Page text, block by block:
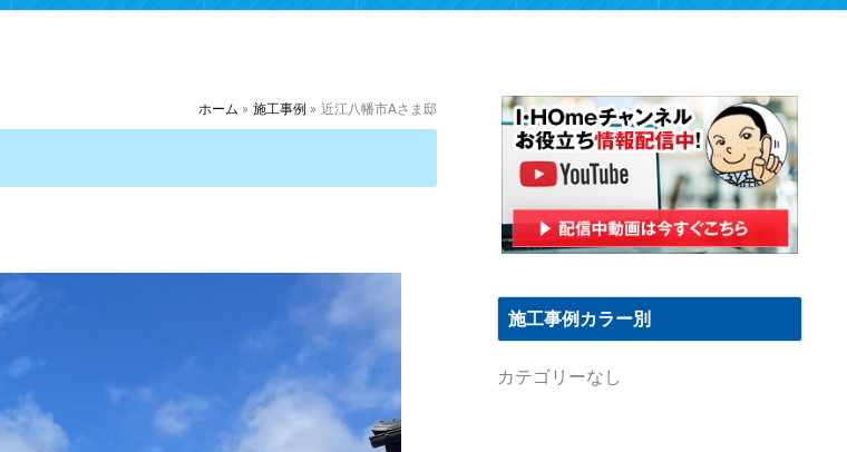
ホーム 施工事例 近江八幡市Aさま邸
施工事例カラー別
カテゴリーなし